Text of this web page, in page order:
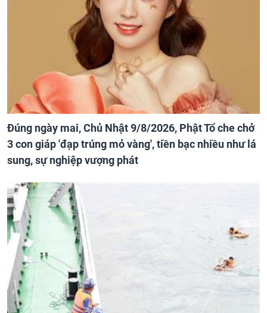
Đúng ngày mai, Chủ Nhật 9/8/2026, Phật Tổ che chở
3 con giáp 'đạp trúng mỏ vàng', tiền bạc nhiều như lá
sung, sự nghiệp vượng phát